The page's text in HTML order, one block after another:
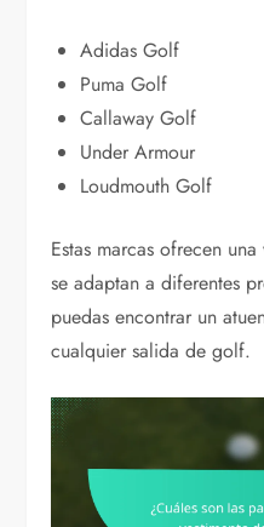
Adidas Golf
Puma Golf
Callaway Golf
Under Armour
Loudmouth Golf
Estas marcas ofrecen
se adaptan a diferentes
puedas encontrar un
cualquier salida de golf.